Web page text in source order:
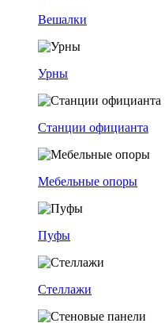
Вешалки
Урны
Станции официанта
Мебельные опоры
Пуфы
Стеллажи